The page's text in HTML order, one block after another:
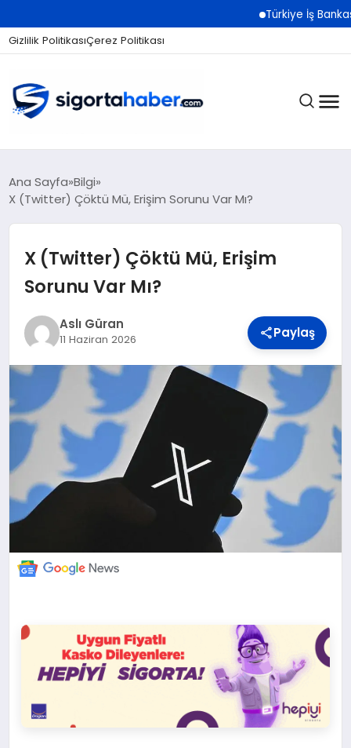
Türkiye İş Bankası
Gizlilik PolitikasıÇerez Politikası
SIGORTA
EKONOMI
BILIM VE TEKNOLOJI
OTOMOBIL
Ana Sayfa Bilgi
X (Twitter) Çöktü Mü, Erişim Sorunu Var Mı?
X (Twitter) Çöktü Mü, Erişim
Sorunu Var Mı?
Aslı Güran
11 Haziran 2026 Paylaş